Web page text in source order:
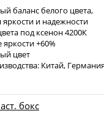
баланс белого цвета,
яркости и надежности
под ксенон 4200К
+60%
цвет
Китай,
бокс